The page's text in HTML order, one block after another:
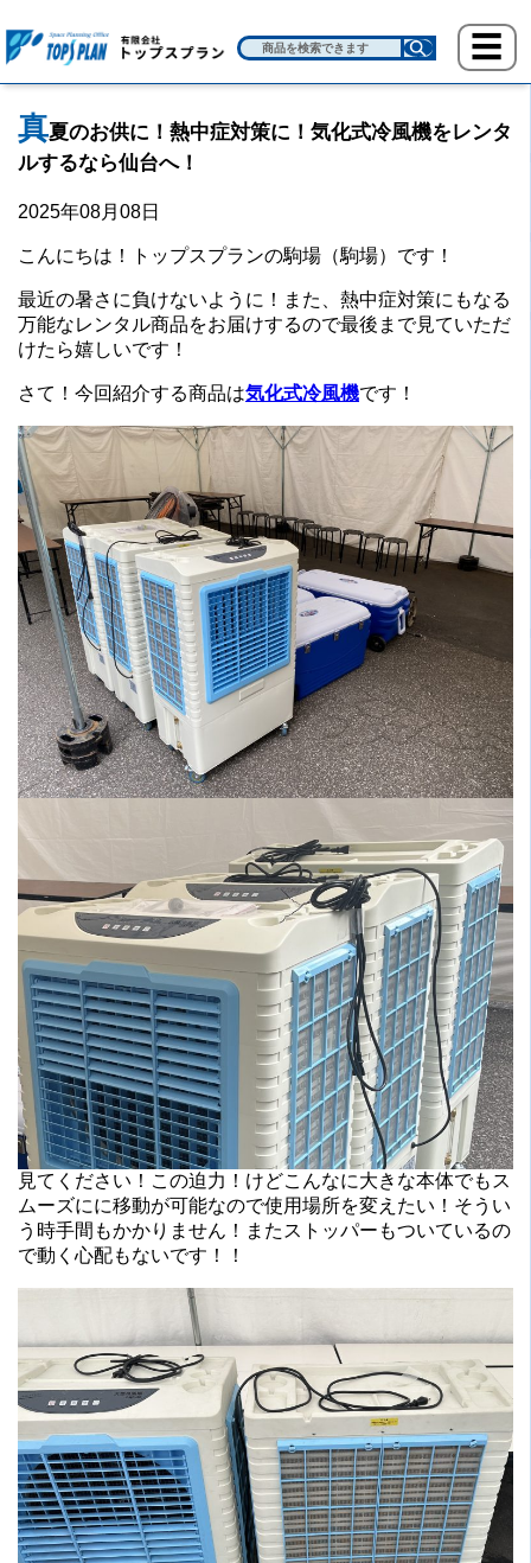
真夏のお供に！熱中症対策に！気化式冷風機をレンタ
ルするなら仙台へ！
2025年08月08日
こんにちは！トップスプランの駒場（駒場）です！
最近の暑さに負けないように！また、熱中症対策にもなる
万能なレンタル商品をお届けするので最後まで見ていただ
けたら嬉しいです！
さて！今回紹介する商品は気化式冷風機です！
見てください！この迫力！けどこんなに大きな本体でもス
ムーズにに移動が可能なので使用場所を変えたい！そうい
う時手間もかかりません！またストッパーもついているの
で動く心配もないです！！